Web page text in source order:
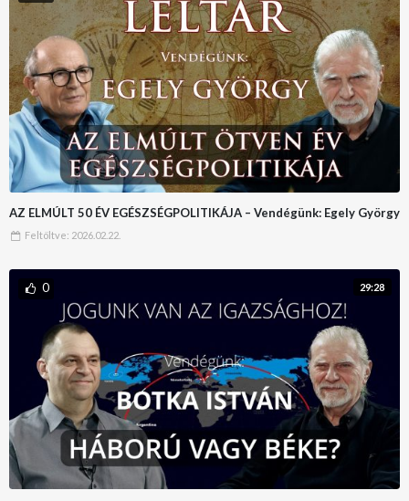
AZ ELMÚLT 50 ÉV EGÉSZSÉGPOLITIKÁJA – Vendégünk: Egely György
Feltöltve: 2026.02.22.
29:28
0